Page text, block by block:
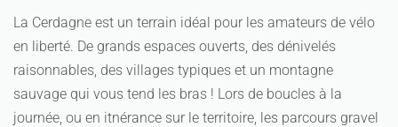
La Cerdagne est un terrain idéal pour les amateurs de vélo
en liberté. De grands espaces ouverts, des dénivelés
raisonnables, des villages typiques et un montagne
sauvage qui vous tend les bras ! Lors de boucles à la
journée, ou en itnérance sur le territoire, les parcours gravel